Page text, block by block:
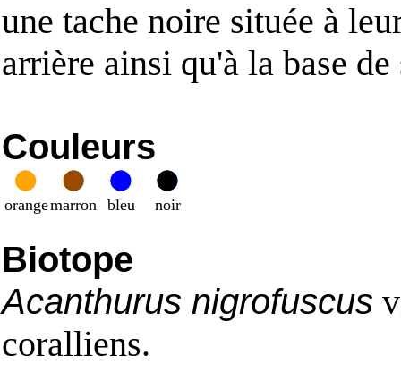
une tache noire située à
arrière ainsi qu'à la base
Couleurs
orangemarron bleu noir
Biotope
Acanthurus nigrofuscus
coralliens.